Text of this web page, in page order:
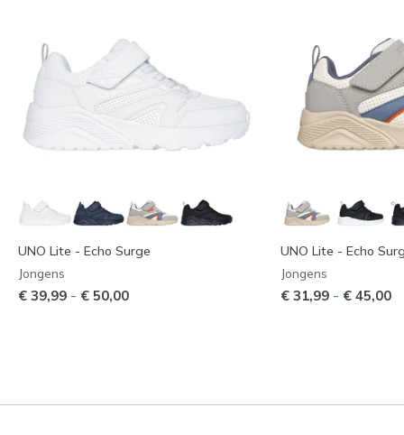
UNO Lite - Echo Surge
Jongens
€ 39,99 - € 50,00
UNO Lite - Echo
Jongens
€ 31,99 - € 45,00